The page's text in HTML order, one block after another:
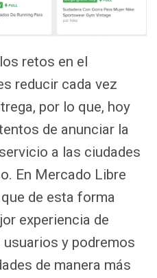
retos en el
reducir cada vez
por lo que, hoy
de anunciar la
a las ciudades
En Mercado Libre
de esta forma
experiencia de
y podremos
de manera más